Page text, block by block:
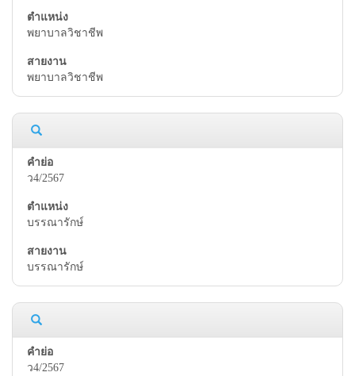
พยาบาลวิชาชีพ
พยาบาลวิชาชีพ
ว4/2567
บรรณารักษ์
บรรณารักษ์
ว4/2567